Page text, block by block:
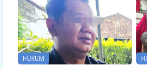
HUKUM